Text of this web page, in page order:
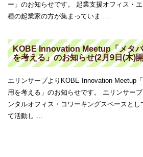
ー」のお知らせです。 起業支援オフィス・
種の起業家の方が集まっていま …
KOBE Innovation Meetup「メタ
を考える」のお知らせ(2月9日(木)
エリンサーブよりKOBE Innovation Meetup
用を考える」のお知らせです。 エリンサー
ンタルオフィス・コワーキングスペースとし
て活動し …